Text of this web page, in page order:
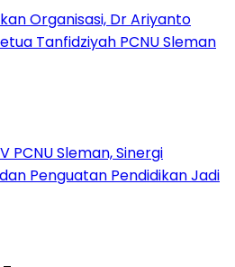
Organisasi, Dr Ariyanto
Tanfidziyah PCNU Sleman
PCNU Sleman, Sinergi
Penguatan Pendidikan Jadi